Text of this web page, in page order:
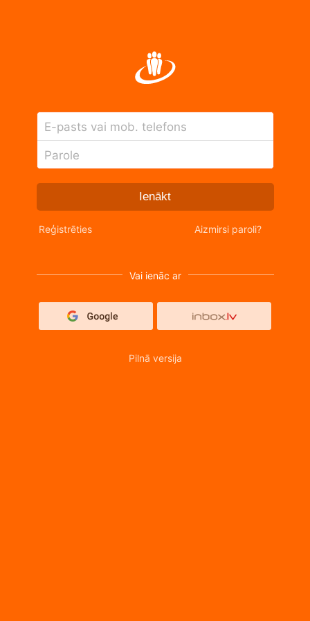
E-pasts vai mob. telefons
Parole
Ienākt
Reģistrēties Aizmirsi paroli?
Vai ienāc ar
Pilnā versija